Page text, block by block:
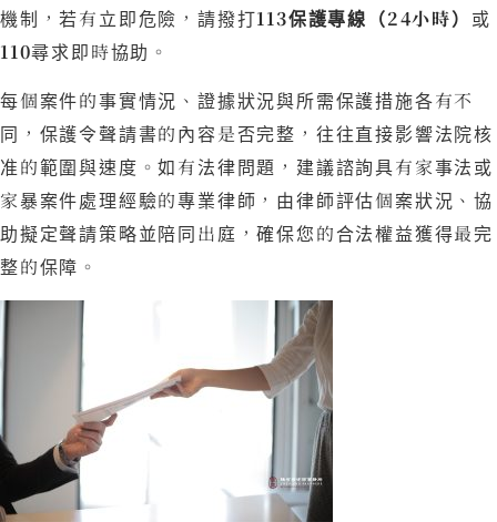
機制，若有立即危險，請撥打113保護專線（24小時） 或
110尋求即時協助。
每個案件的事實情況、證據狀況與所需保護措施各有不
同，保護令聲請書的內容是否完整，往往直接影響法院核
准的範圍與速度。如有法律問題，建議諮詢具有家事法或
家暴案件處理經驗的專業律師，由律師評估個案狀況、協
助擬定聲請策略並陪同出庭，確保您的合法權益獲得最完
整的保障。